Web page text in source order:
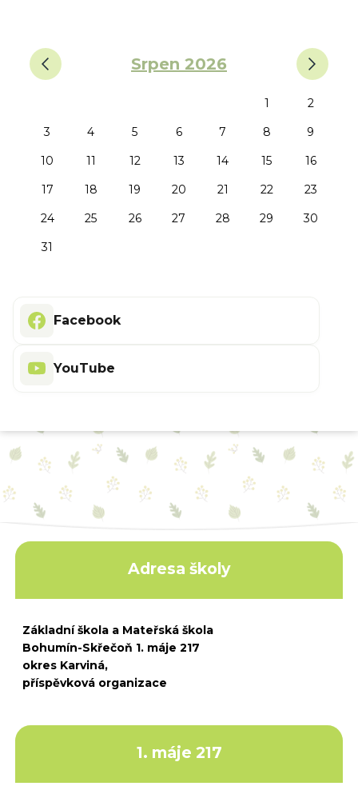
Srpen 2026
1
2
3
4 5 6 7 8
9
10
11 12 13 14 15
16
17
18 19 20 21 22
23
24
25 26 27 28 29
30
31
Facebook
YouTube
Adresa školy
Základní škola a Mateřská škola
Bohumín-Skřečoň 1. máje 217
okres Karviná,
příspěvková organizace
1. máje 217